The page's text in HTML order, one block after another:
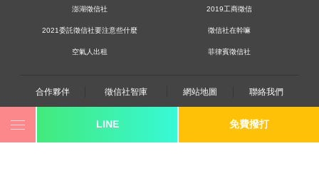
LINE 免費撥打
澎湖徵信社 2019工商徵信
2021委託徵信社要注意些什麼 徵信社在幹嘛
空氣人出租 菲律賓徵信社
合作夥伴 徵信社智庫 網站地圖 聯絡我們
0800-250-555 revote990109@gmail.com
youtube twitter facebook line